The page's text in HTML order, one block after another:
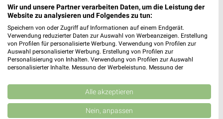
Heute 09:00 - 19:00 Uhr | Geöffnet
384,09 km
❯
Jeans Fritz Straubing
Hebbelstraße 14
Heute 09:00 - 18:00 Uhr |
409,38 km • Angebote: 1 Prospekt
Wir und unsere Partner verarbeiten Daten, um die Leistung der
Website zu analysieren und Folgendes zu tun:
Speichern von oder Zugriff auf Informationen auf einem Endgerät.
Verwendung reduzierter Daten zur Auswahl von Werbeanzeigen. Erstellung
von Profilen für personalisierte Werbung. Verwendung von Profilen zur
Auswahl personalisierter Werbung. Erstellung von Profilen zur
Personalisierung von Inhalten. Verwendung von Profilen zur Auswahl
personalisierter Inhalte. Messung der Werbeleistung. Messung der
Kombinationen von Daten aus verschiedenen Quellen. Entwicklung und
Verbesserung der Angebote. Verwendung reduzierter Daten zur Auswahl
von Inhalten.
Daten können außerhalb der Europäischen Union weitergegeben und in die
USA gesendet werden.
Alle akzeptieren
Nein, anpassen